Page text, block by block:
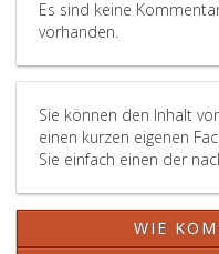
Es sind keine
vorhanden.
Sie können den Inhalt
einen kurzen eigenen
Sie einfach einen der
WIE